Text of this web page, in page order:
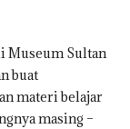
Museum Sultan
buat
materi belajar
masing –